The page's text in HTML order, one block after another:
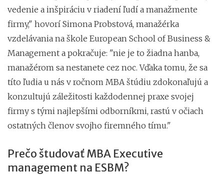
vedenie a inšpiráciu v riadení ľudí a manažmente
firmy," hovorí Simona Probstová, manažérka
vzdelávania na škole European School of Business &
Management a pokračuje: "nie je to žiadna hanba,
manažérom sa nestanete cez noc. Vďaka tomu, že sa
títo ľudia u nás v ročnom MBA štúdiu zdokonaľujú a
konzultujú záležitosti každodennej praxe svojej
firmy s tými najlepšími odborníkmi, rastú v očiach
ostatných členov svojho firemného tímu."
Prečo študovať MBA Executive
management na ESBM?